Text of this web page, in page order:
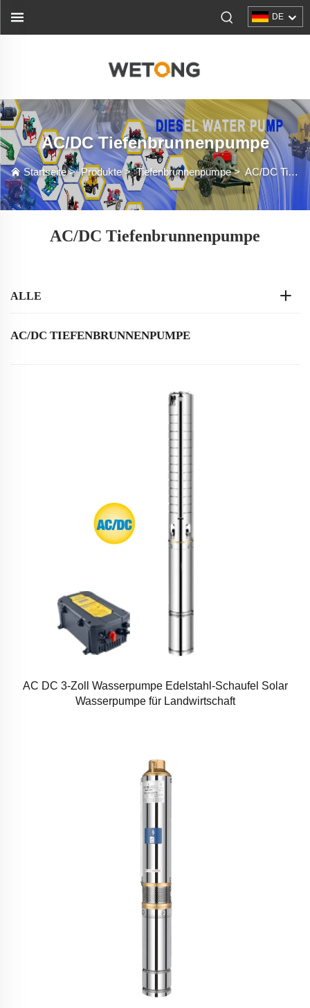
DE
AC/DC Tiefenbrunnenpumpe
Startseite>Produkte>Tiefenbrunnenpumpe> AC/DC Tiefenbrunnenpumpe
AC/DC Tiefenbrunnenpumpe
ALLE
AC/DC TIEFENBRUNNENPUMPE
AC DC 3-Zoll Wasserpumpe Edelstahl-Schaufel Solar
Wasserpumpe für Landwirtschaft